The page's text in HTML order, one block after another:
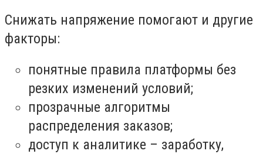
Снижать напряжение помогают и другие
факторы:
понятные правила платформы без
резких изменений условий;
прозрачные алгоритмы
распределения заказов;
доступ к аналитике – заработку,